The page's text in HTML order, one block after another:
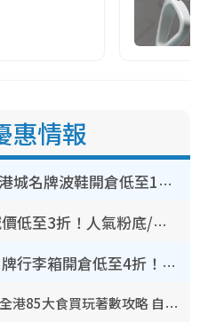
惠情報
開倉優惠 | 尖沙咀海港城名牌波鞋開倉低至1折！On鞋$899起／Joy&Peace鞋履$98起
CHANEL美妝限時減價低至3折！人氣粉底/唇膏/精華液低至$275！COCO香水都有平
開倉優惠｜尖沙咀名牌行李箱開倉低至4折！一連5日 American Tourister/ace./Hallmark $200起！
【8月生日優惠2026】全港85大食買玩著數攻略 自助餐/火鍋放題同行免費＋誠品/DONKI送現金券